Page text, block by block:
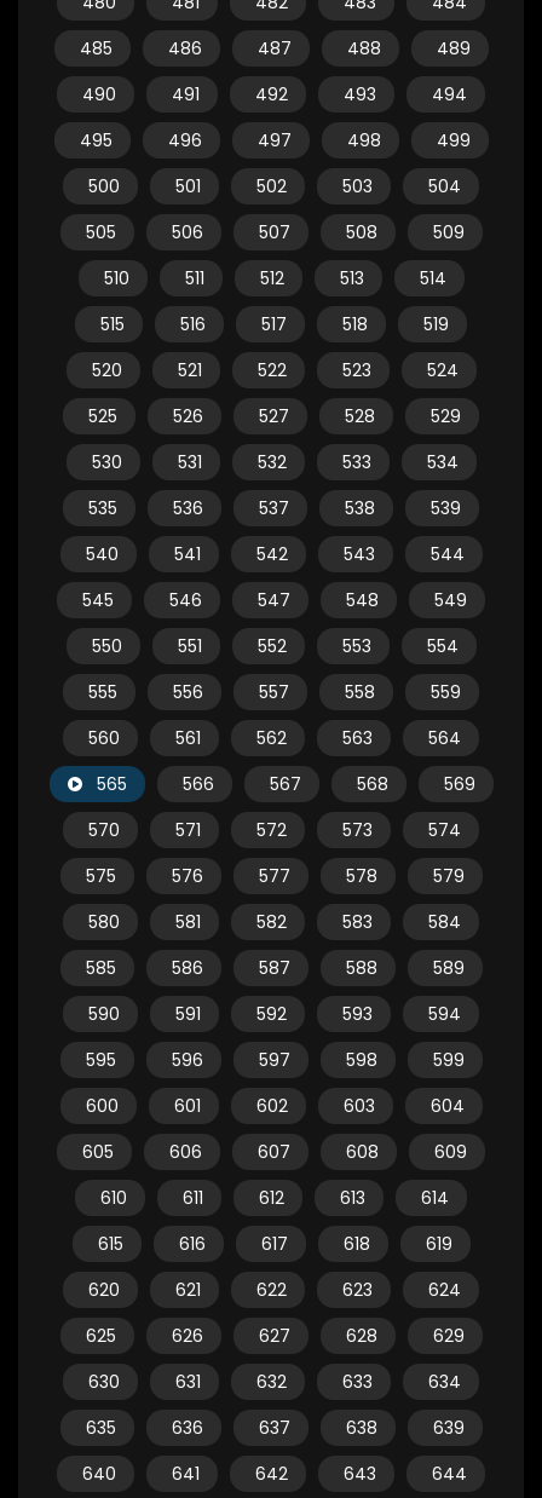
485
486 487 488
489
490
491 492 493
494
495
496 497 498
499
500
501 502 503
504
505
506 507 508
509
510
511 512 513
514
515
516 517 518
519
520
521 522 523
524
525
526 527 528
529
530
531 532 533
534
535
536 537 538
539
540
541 542 543
544
545
546 547 548
549
550
551 552 553
554
555
556 557 558
559
560
561 562 563
564
565
566 567 568
569
570
571 572 573
574
575
576 577 578
579
580
581 582 583
584
585
586 587 588
589
590
591 592 593
594
595
596 597 598
599
600
601 602 603
604
605
606 607 608
609
610
611 612 613
614
615
616 617 618
619
620
621 622 623
624
625
626 627 628
629
630
631 632 633
634
635
636 637 638
639
640
641 642 643
644